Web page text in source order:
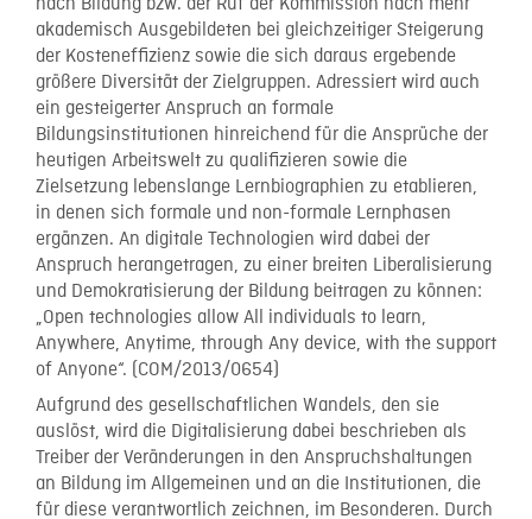
akademisch Ausgebildeten bei gleichzeitiger Steigerung
der Kosteneffizienz sowie die sich daraus ergebende
größere Diversität der Zielgruppen. Adressiert wird auch
ein gesteigerter Anspruch an formale
Bildungsinstitutionen hinreichend für die Ansprüche der
heutigen Arbeitswelt zu qualifizieren sowie die
Zielsetzung lebenslange Lernbiographien zu etablieren,
in denen sich formale und non-formale Lernphasen
ergänzen. An digitale Technologien wird dabei der
Anspruch herangetragen, zu einer breiten Liberalisierung
und Demokratisierung der Bildung beitragen zu können:
„Open technologies allow All individuals to learn,
Anywhere, Anytime, through Any device, with the support
of Anyone“. (COM/2013/0654)
Aufgrund des gesellschaftlichen Wandels, den sie
auslöst, wird die Digitalisierung dabei beschrieben als
Treiber der Veränderungen in den Anspruchshaltungen
an Bildung im Allgemeinen und an die Institutionen, die
für diese verantwortlich zeichnen, im Besonderen. Durch